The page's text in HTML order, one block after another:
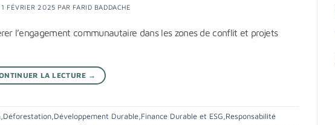
FÉVRIER 2025 PAR FARID BADDACHE
l’engagement communautaire dans les zones de conflit et projets
LA LECTURE →
Déforestation Développement Durable Finance Durable et ESG Responsabilité